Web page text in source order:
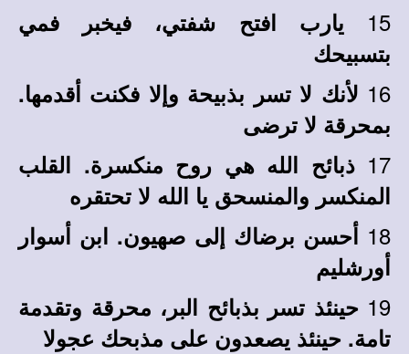
15
يارب افتح شفتي، فيخبر فمي
بتسبيحك
16 لأنك لا تسر بذبيحة وإلا فكنت أقدمها.
بمحرقة لا ترضى
17 ذبائح الله هي روح منكسرة. القلب
المنكسر والمنسحق يا الله لا تحتقره
18 أحسن برضاك إلى صهيون. ابن أسوار
أورشليم
19 حينئذ تسر بذبائح البر، محرقة وتقدمة
تامة. حينئذ يصعدون على مذبحك عجولا